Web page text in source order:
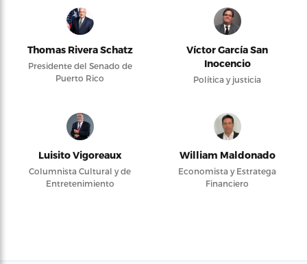
Thomas Rivera Schatz
Presidente del Senado de
Puerto Rico
Víctor García San
Inocencio
Política y justicia
Luisito Vigoreaux
Columnista Cultural y de
Entretenimiento
William Maldonado
Economista y Estratega
Financiero